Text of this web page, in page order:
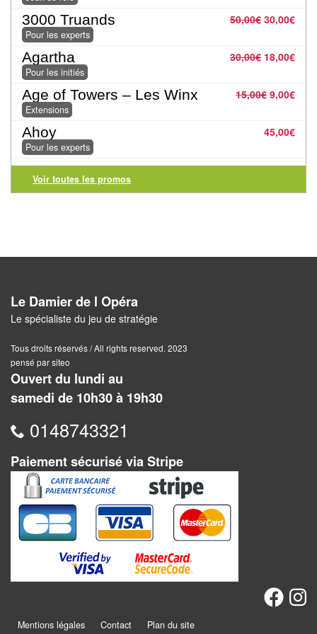
Pour
2
Joueurs
Ambiance
Coopératif
Gestion
Escape
Game
Jeux
Extensions
Casse-
Backgammon
Jeux
traditionnels
Dominos
de
50,00€ 30,00€
3000 Truands
Pour les experts
30,00€ 18,00€
Agartha
Pour les initiés
15,00€ 9,00€
Age of Towers – Les Winx
Extensions
45,00€
Ahoy
Pour les experts
Voir toutes les promos
Le Damier de l Opéra
Le spécialiste du jeu de stratégie
Tous droits réservés / All rights reserved. 2023
pensé par siteo
Ouvert du lundi au
samedi de 10h30 à 19h30
0148743321
Paiement sécurisé via Stripe
Mentions légales Contact Plan du site